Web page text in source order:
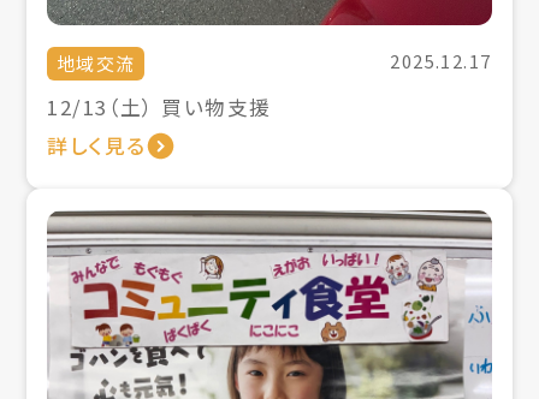
地域交流 2025.12.17
12/13（土） 買い物支援
詳しく見る